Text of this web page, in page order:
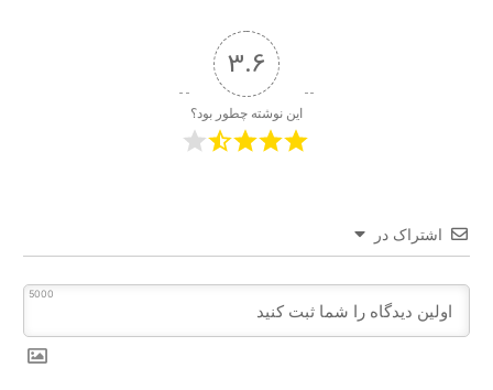
3.6
این نوشته چطور بود؟
اشتراک در
5000